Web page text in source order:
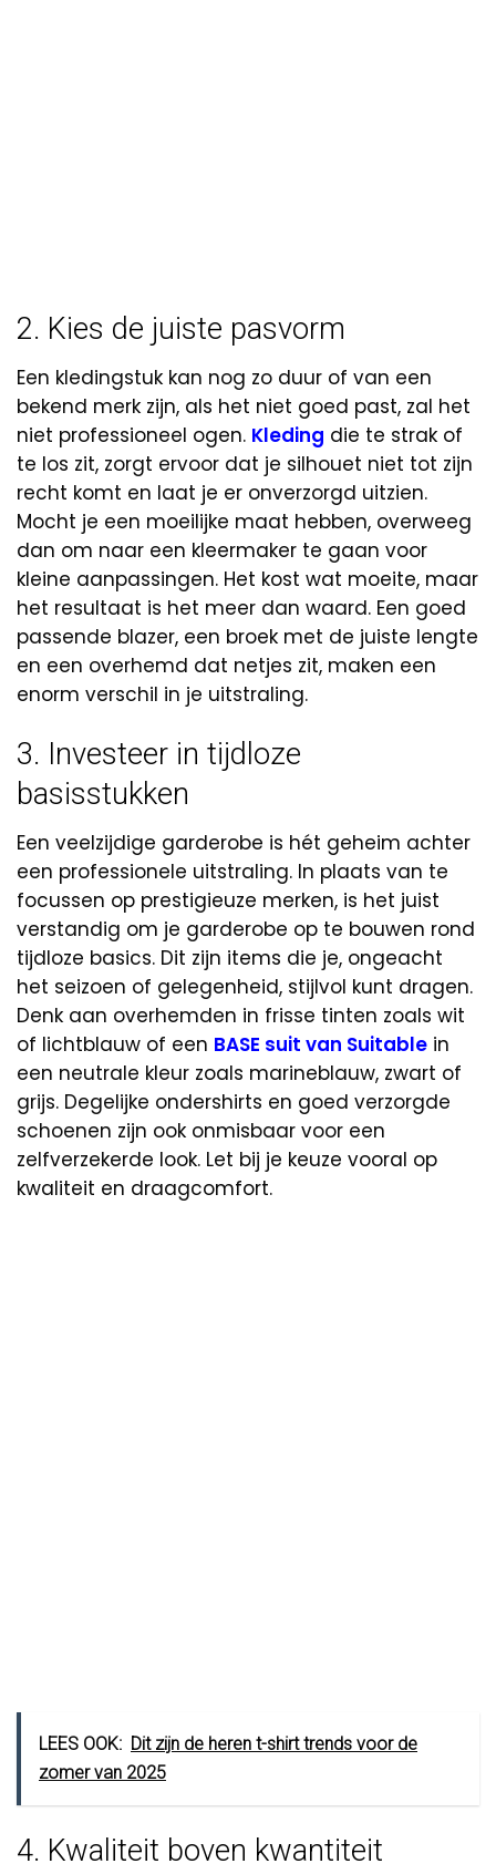
2. Kies de juiste pasvorm
Een kledingstuk kan nog zo duur of van een
bekend merk zijn, als het niet goed past, zal het
niet professioneel ogen. Kleding die te strak of
te los zit, zorgt ervoor dat je silhouet niet tot zijn
recht komt en laat je er onverzorgd uitzien.
Mocht je een moeilijke maat hebben, overweeg
dan om naar een kleermaker te gaan voor
kleine aanpassingen. Het kost wat moeite, maar
het resultaat is het meer dan waard. Een goed
passende blazer, een broek met de juiste lengte
en een overhemd dat netjes zit, maken een
enorm verschil in je uitstraling.
3. Investeer in tijdloze
basisstukken
Een veelzijdige garderobe is hét geheim achter
een professionele uitstraling. In plaats van te
focussen op prestigieuze merken, is het juist
verstandig om je garderobe op te bouwen rond
tijdloze basics. Dit zijn items die je, ongeacht
het seizoen of gelegenheid, stijlvol kunt dragen.
Denk aan overhemden in frisse tinten zoals wit
of lichtblauw of een BASE suit van Suitable in
een neutrale kleur zoals marineblauw, zwart of
grijs. Degelijke ondershirts en goed verzorgde
schoenen zijn ook onmisbaar voor een
zelfverzekerde look. Let bij je keuze vooral op
kwaliteit en draagcomfort.
LEES OOK: Dit zijn de heren t-shirt trends voor de
zomer van 2025
4. Kwaliteit boven kwantiteit